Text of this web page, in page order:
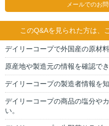
メールでのお
このQ&Aを見られた方は、
デイリーコープで外国産の原材
原産地や製造元の情報を確認で
デイリーコープの製造者情報を知
デイリーコープの商品の塩分や
い。